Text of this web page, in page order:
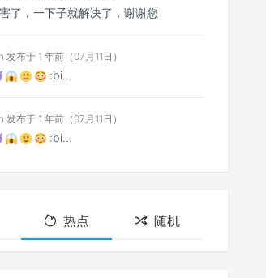
了，一下子就解决了，谢谢您
发布于 1 年前（07月11日）
:bi...
发布于 1 年前（07月11日）
:bi...
热点 随机